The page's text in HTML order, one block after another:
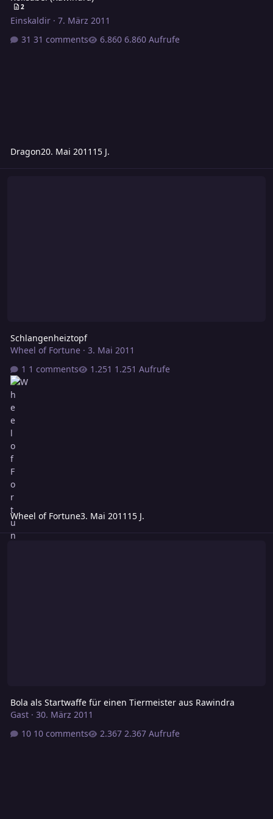
2
Einskaldir· 7. März 2011
31 comments
6.860 Aufrufe
Dragon20. Mai 2011 15 J.
Schlangenheiztopf
Wheel of Fortune· 3. Mai 2011
1 comments
1.251 Aufrufe
Wheel of Fortune3. Mai 2011 15 J.
Bola als Startwaffe für einen Tiermeister aus Rawindra
Bola als Startwaffe für einen Tiermeister aus Rawindra
Gast· 30. März 2011
10 comments
2.367 Aufrufe